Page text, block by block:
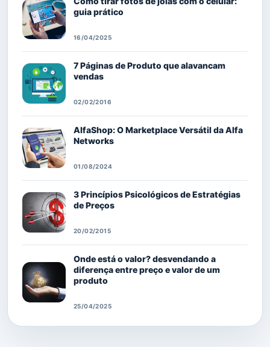
guia prático
16/04/2025
7 Páginas de Produto que alavancam
vendas
02/02/2016
AlfaShop: O Marketplace Versátil da Alfa
Networks
01/08/2024
3 Princípios Psicológicos de Estratégias
de Preços
20/02/2015
Onde está o valor? desvendando a
diferença entre preço e valor de um
produto
25/04/2025